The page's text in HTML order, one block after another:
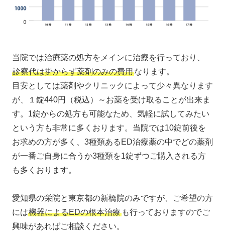
当院では治療薬の処方をメインに治療を行っており、
診察代は掛からず薬剤のみの費用なります。
目安としては薬剤やクリニックによって少々異なります
が、１錠440円（税込）～お薬を受け取ることが出来ま
す。1錠からの処方も可能なため、気軽に試してみたい
という方も非常に多くおります。当院では10錠前後を
お求めの方が多く、3種類あるED治療薬の中でどの薬剤
が一番ご自身に合うか3種類を1錠ずつご購入される方
も多くおります。
愛知県の栄院と東京都の新橋院のみですが、ご希望の方
には機器によるEDの根本治療 も行っておりますのでご
興味があればご相談ください。